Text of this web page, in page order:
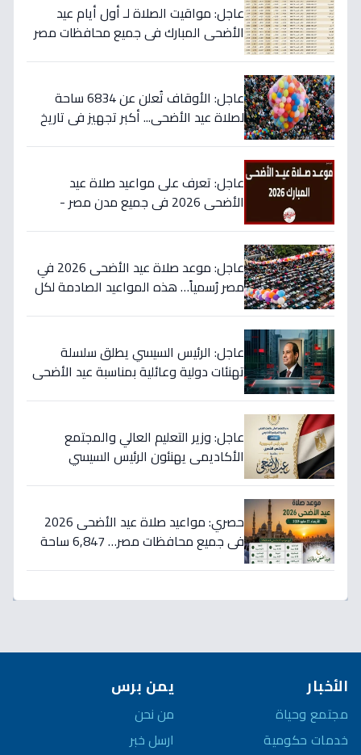
عاجل: مواقيت الصلاة لـ أول أيام عيد
الأضحى المبارك في جميع محافظات مصر
عاجل: الأوقاف تُعلن عن 6834 ساحة
لصلاة عيد الأضحى... أكبر تجهيز في تاريخ
عاجل: تعرف على مواعيد صلاة عيد
الأضحى 2026 في جميع مدن مصر -
عاجل: موعد صلاة عيد الأضحى 2026 في
مصر رُسمياً… هذه المواعيد الصادمة لكل
عاجل: الرئيس السيسي يطلق سلسلة
تهنئات دولية وعائلية بمناسبة عيد الأضحى
عاجل: وزير التعليم العالي والمجتمع
الأكاديمي يهنئون الرئيس السيسي
حصري: مواعيد صلاة عيد الأضحى 2026
في جميع محافظات مصر… 6,847 ساحة
الأخبار
مجتمع وحياة
خدمات حكومية
يمن برس
من نحن
ارسل خبر